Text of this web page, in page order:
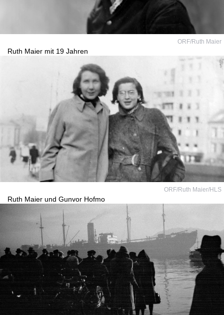
ORF/Ruth Maier
Ruth Maier mit 19 Jahren
ORF/Ruth Maier/HLS
Ruth Maier und Gunvor Hofmo